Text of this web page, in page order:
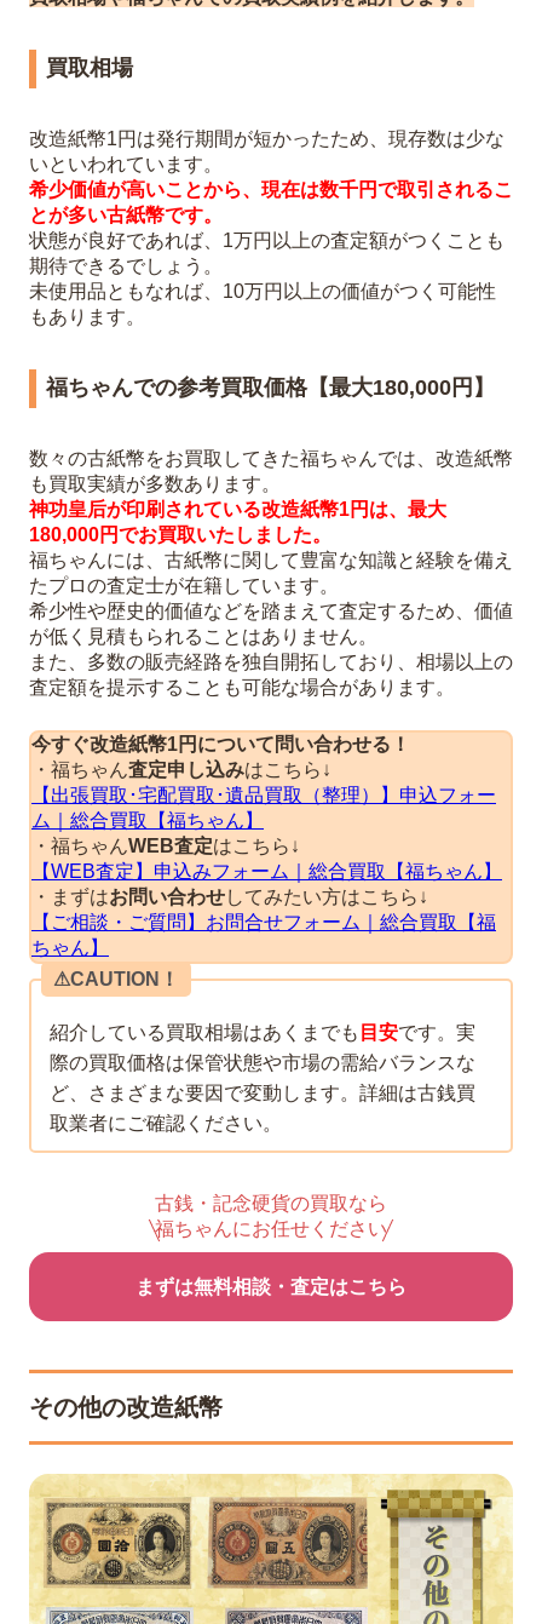
買取相場
改造紙幣1円は発行期間が短かったため、現存数は少な
いといわれています。
希少価値が高いことから、現在は数千円で取引されるこ
とが多い古紙幣です。
状態が良好であれば、1万円以上の査定額がつくことも
期待できるでしょう。
未使用品ともなれば、10万円以上の価値がつく可能性
もあります。
福ちゃんでの参考買取価格【最大180,000円】
数々の古紙幣をお買取してきた福ちゃんでは、改造紙幣
も買取実績が多数あります。
神功皇后が印刷されている改造紙幣1円は、最大
180,000円でお買取いたしました。
福ちゃんには、古紙幣に関して豊富な知識と経験を備え
たプロの査定士が在籍しています。
希少性や歴史的価値などを踏まえて査定するため、価値
が低く見積もられることはありません。
また、多数の販売経路を独自開拓しており、相場以上の
査定額を提示することも可能な場合があります。
今すぐ改造紙幣1円について問い合わせる！
・福ちゃん査定申し込みはこちら↓
【出張買取･宅配買取･遺品買取（整理）】申込フォー
ム｜総合買取【福ちゃん】
・福ちゃんWEB査定はこちら↓
【WEB査定】申込みフォーム｜総合買取【福ちゃん】
・まずはお問い合わせしてみたい方はこちら↓
【ご相談・ご質問】お問合せフォーム｜総合買取【福
ちゃん】
⚠︎CAUTION！
紹介している買取相場はあくまでも 目安です。実
際の買取価格は保管状態や市場の需給バランスな
ど、さまざまな要因で変動します。詳細は古銭買
取業者にご確認ください。
古銭・記念硬貨の買取なら
福ちゃんにお任せください
まずは無料相談・査定はこちら
その他の改造紙幣